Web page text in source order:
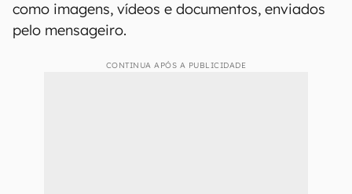
como imagens, vídeos e documentos, enviados
pelo mensageiro.
CONTINUA APÓS A PUBLICIDADE